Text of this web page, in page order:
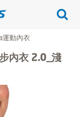
運動內衣
內衣 2.0_淺